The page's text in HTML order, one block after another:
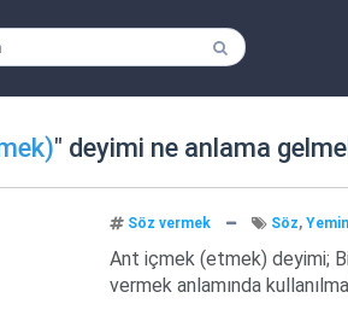
" deyimi ne anlama
Söz vermek Söz, Yemin
Ant içmek (etmek) deyimi;
vermek anlamında